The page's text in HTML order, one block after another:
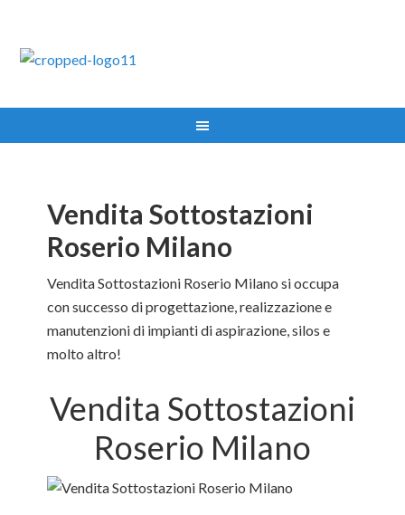
Vendita Sottostazioni
Roserio Milano
Vendita Sottostazioni Roserio Milano si occupa
con successo di progettazione, realizzazione e
manutenzioni di impianti di aspirazione, silos e
molto altro!
Vendita Sottostazioni
Roserio Milano